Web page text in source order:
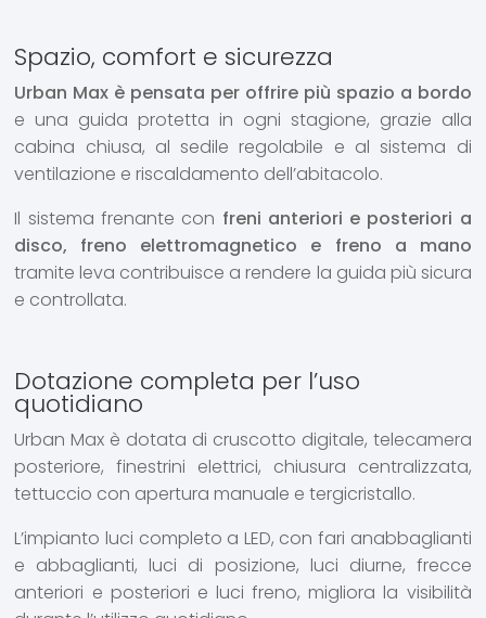
Spazio, comfort e sicurezza
Urban Max è pensata per offrire più spazio a bordo
e una guida protetta in ogni stagione, grazie alla
cabina chiusa, al sedile regolabile e al sistema di
ventilazione e riscaldamento dell’abitacolo.
Il sistema frenante con freni anteriori e posteriori a
disco, freno elettromagnetico e freno a mano
tramite leva contribuisce a rendere la guida più sicura
e controllata.
Dotazione completa per l’uso
quotidiano
Urban Max è dotata di cruscotto digitale, telecamera
posteriore, finestrini elettrici, chiusura centralizzata,
tettuccio con apertura manuale e tergicristallo.
L’impianto luci completo a LED, con fari anabbaglianti
e abbaglianti, luci di posizione, luci diurne, frecce
anteriori e posteriori e luci freno, migliora la visibilità